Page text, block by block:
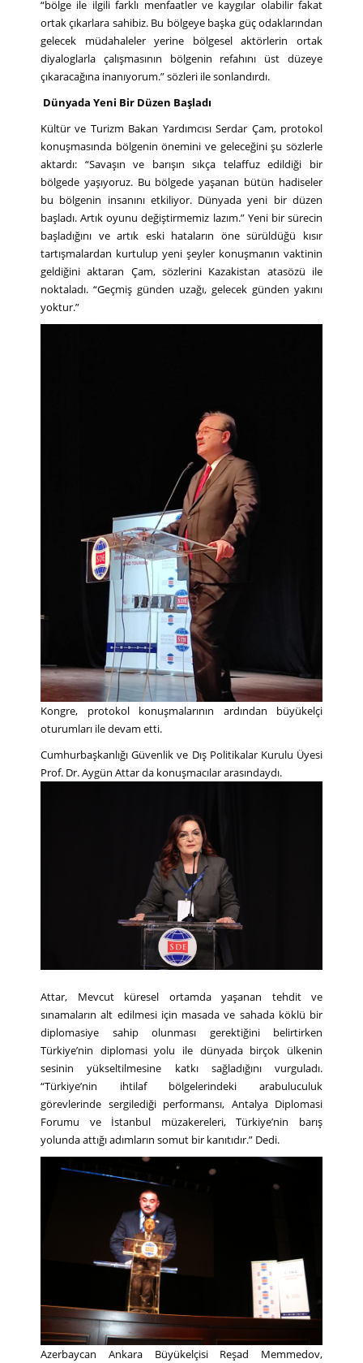
“bölge ile ilgili farklı menfaatler ve kaygılar olabilir fakat
ortak çıkarlara sahibiz. Bu bölgeye başka güç odaklarından
gelecek müdahaleler yerine bölgesel aktörlerin ortak
diyaloglarla çalışmasının bölgenin refahını üst düzeye
çıkaracağına inanıyorum.” sözleri ile sonlandırdı.
Dünyada Yeni Bir Düzen Başladı
Kültür ve Turizm Bakan Yardımcısı Serdar Çam, protokol
konuşmasında bölgenin önemini ve geleceğini şu sözlerle
aktardı: “Savaşın ve barışın sıkça telaffuz edildiği bir
bölgede yaşıyoruz. Bu bölgede yaşanan bütün hadiseler
bu bölgenin insanını etkiliyor. Dünyada yeni bir düzen
başladı. Artık oyunu değiştirmemiz lazım.” Yeni bir sürecin
başladığını ve artık eski hataların öne sürüldüğü kısır
tartışmalardan kurtulup yeni şeyler konuşmanın vaktinin
geldiğini aktaran Çam, sözlerini Kazakistan atasözü ile
noktaladı. “Geçmiş günden uzağı, gelecek günden yakını
yoktur.”
Kongre, protokol konuşmalarının ardından büyükelçi
oturumları ile devam etti.
Cumhurbaşkanlığı Güvenlik ve Dış Politikalar Kurulu Üyesi
Prof. Dr. Aygün Attar da konuşmacılar arasındaydı.
Attar, Mevcut küresel ortamda yaşanan tehdit ve
sınamaların alt edilmesi için masada ve sahada köklü bir
diplomasiye sahip olunması gerektiğini belirtirken
Türkiye’nin diplomasi yolu ile dünyada birçok ülkenin
sesinin yükseltilmesine katkı sağladığını vurguladı.
“Türkiye’nin ihtilaf bölgelerindeki arabuluculuk
görevlerinde sergilediği performansı, Antalya Diplomasi
Forumu ve İstanbul müzakereleri, Türkiye’nin barış
yolunda attığı adımların somut bir kanıtıdır.” Dedi.
Azerbaycan Ankara Büyükelçisi Reşad Memmedov,